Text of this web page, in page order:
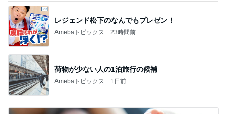
レジェンド松下のなんでもプレゼン！
Amebaトピックス 23時間前
荷物が少ない人の1泊旅行の候補
Amebaトピックス 1日前